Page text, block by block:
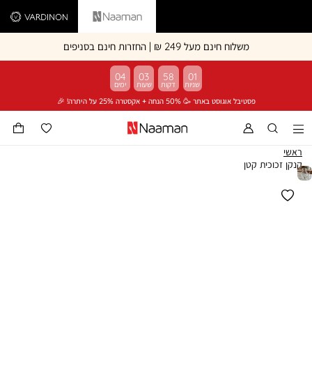
Vardinon Naaman
משלוח חינם מעל 249 ₪ | החזרות חינם בסניפים
פסטיבל אוגוסט באתר 🥳 50% הנחה + אקסטרה 25% על היתרה! 🎉
04 03 58 01
ראשי
קנקן זכוכית קטן